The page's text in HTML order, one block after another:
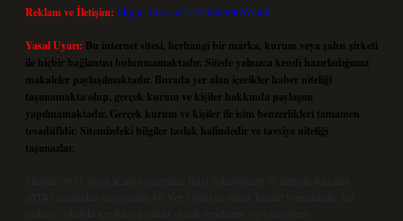
Reklam ve İletişim: Skype: live:.cid.575569c608265c69
Yasal Uyarı: Bu internet sitesi, herhangi bir marka, kurum veya şahıs şirketi
ile hiçbir bağlantısı bulunmamaktadır. Sitede yalnızca kendi hazırladığımız
makaleler paylaşılmaktadır. Burada yer alan içerikler haber niteliği
taşımamakta olup, gerçek kurum ve kişiler hakkında paylaşım
yapılmamaktadır. Gerçek kurum ve kişiler ile isim benzerlikleri tamamen
tesadüfidir. Sitemizdeki bilgiler taslak halindedir ve tavsiye niteliği
taşımazlar.
Sitemiz, 5651 Sayılı Kanun gereğince Bilgi Teknolojileri ve İletişim Kurumu
(BTK) tarafından onaylanmış bir Yer Sağlayıcı olarak hizmet vermektedir. Bu
nedenle, sitedeki içerikleri proaktif olarak denetleme veya araştırma